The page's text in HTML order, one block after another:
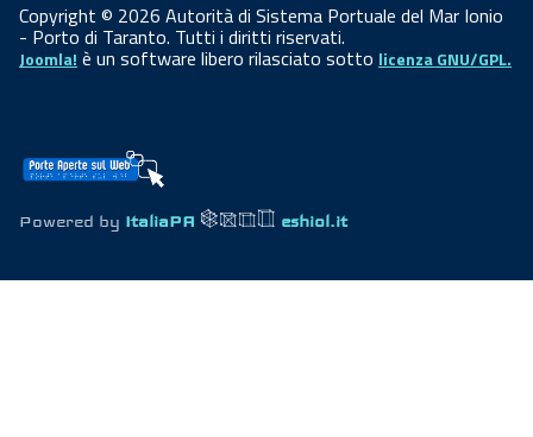
Copyright © 2026 Autorità di Sistema Portuale del Mar Ionio
- Porto di Taranto. Tutti i diritti riservati.
Joomla! è un software libero rilasciato sotto licenza GNU/GPL.
Powered by ItaliaPA eshiol.it